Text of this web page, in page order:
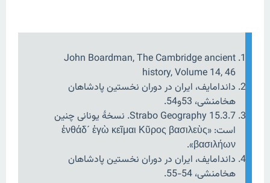
John Boardman, The Cambridge ancient
history, Volume 14, 46
داندامایف، ایران در دوران نخستین پادشاهان
هخامنشی، 53و54.
Strabo Geography 15.3.7. نسخهٔ یونانی چنین
است: «ἐνθάδ´ ἐγὼ κεῖμαι Κῦρος βασιλεὺς
βασιλήων».
داندامایف، ایران در دوران نخستین پادشاهان
هخامنشی، 54-55.